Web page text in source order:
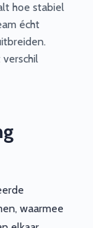
hoe stabiel
écht
waarmee